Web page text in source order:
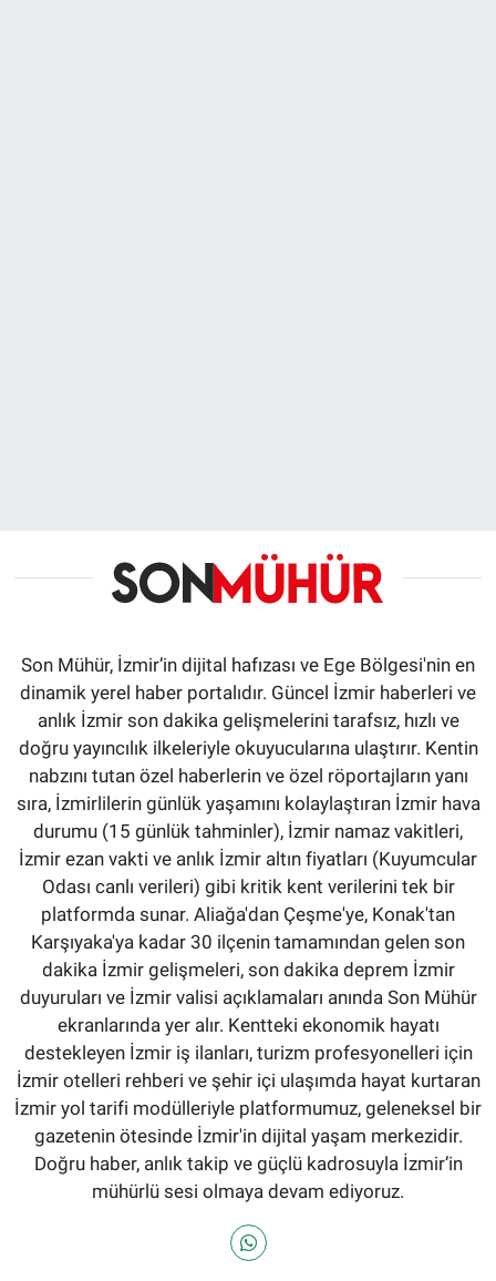
Son Mühür, İzmir’in dijital hafızası ve Ege Bölgesi'nin en
dinamik yerel haber portalıdır. Güncel İzmir haberleri ve
anlık İzmir son dakika gelişmelerini tarafsız, hızlı ve
doğru yayıncılık ilkeleriyle okuyucularına ulaştırır. Kentin
nabzını tutan özel haberlerin ve özel röportajların yanı
sıra, İzmirlilerin günlük yaşamını kolaylaştıran İzmir hava
durumu (15 günlük tahminler), İzmir namaz vakitleri,
İzmir ezan vakti ve anlık İzmir altın fiyatları (Kuyumcular
Odası canlı verileri) gibi kritik kent verilerini tek bir
platformda sunar. Aliağa'dan Çeşme'ye, Konak'tan
Karşıyaka'ya kadar 30 ilçenin tamamından gelen son
dakika İzmir gelişmeleri, son dakika deprem İzmir
duyuruları ve İzmir valisi açıklamaları anında Son Mühür
ekranlarında yer alır. Kentteki ekonomik hayatı
destekleyen İzmir iş ilanları, turizm profesyonelleri için
İzmir otelleri rehberi ve şehir içi ulaşımda hayat kurtaran
İzmir yol tarifi modülleriyle platformumuz, geleneksel bir
gazetenin ötesinde İzmir'in dijital yaşam merkezidir.
Doğru haber, anlık takip ve güçlü kadrosuyla İzmir’in
mühürlü sesi olmaya devam ediyoruz.